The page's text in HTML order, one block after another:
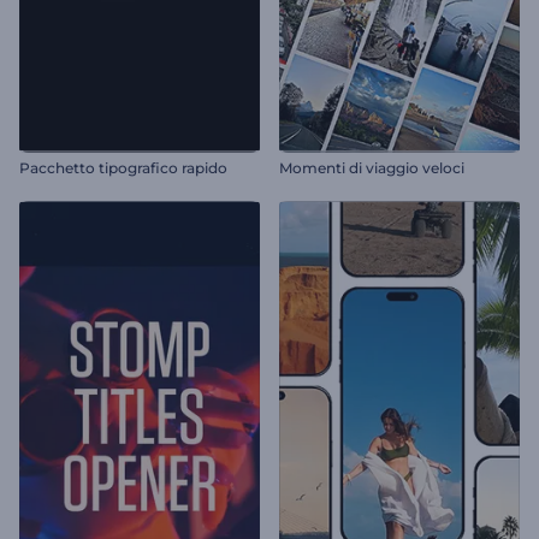
Pacchetto tipografico rapido Momenti di viaggio veloci